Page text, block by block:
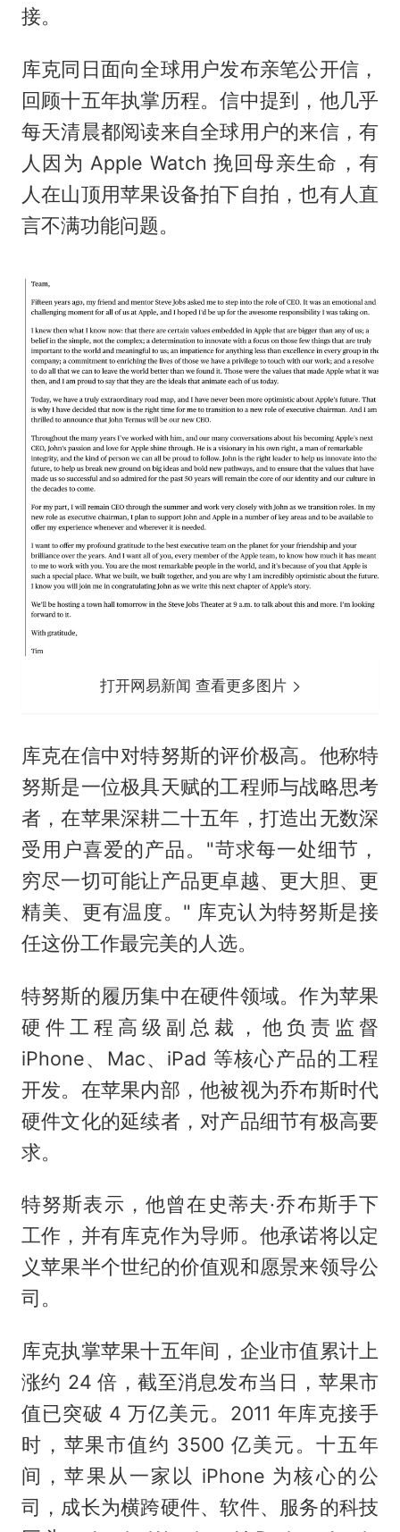
接。
库克同日面向全球用户发布亲笔公开信，
回顾十五年执掌历程。信中提到，他几乎
每天清晨都阅读来自全球用户的来信，有
人因为 Apple Watch 挽回母亲生命，有
人在山顶用苹果设备拍下自拍，也有人直
言不满功能问题。
打开网易新闻 查看更多图片
库克在信中对特努斯的评价极高。他称特
努斯是一位极具天赋的工程师与战略思考
者，在苹果深耕二十五年，打造出无数深
受用户喜爱的产品。"苛求每一处细节，
穷尽一切可能让产品更卓越、更大胆、更
精美、更有温度。" 库克认为特努斯是接
任这份工作最完美的人选。
特努斯的履历集中在硬件领域。作为苹果
硬件工程高级副总裁，他负责监督
iPhone、Mac、iPad 等核心产品的工程
开发。在苹果内部，他被视为乔布斯时代
硬件文化的延续者，对产品细节有极高要
求。
特努斯表示，他曾在史蒂夫·乔布斯手下
工作，并有库克作为导师。他承诺将以定
义苹果半个世纪的价值观和愿景来领导公
司。
库克执掌苹果十五年间，企业市值累计上
涨约 24 倍，截至消息发布当日，苹果市
值已突破 4 万亿美元。2011 年库克接手
时，苹果市值约 3500 亿美元。十五年
间，苹果从一家以 iPhone 为核心的公
司，成长为横跨硬件、软件、服务的科技